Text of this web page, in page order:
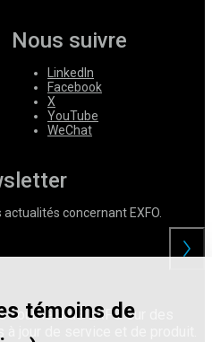
témoins de
Nous suivre
LinkedIn
Facebook
X
YouTube
WeChat
concernant EXFO.
de EXFO sur des